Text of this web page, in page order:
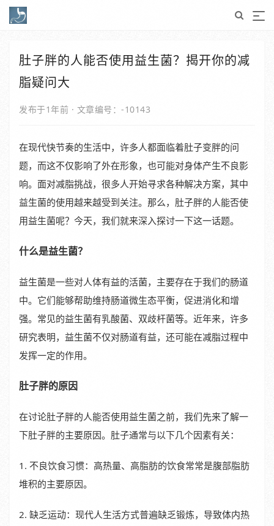
肚子胖的人能否使用益生菌？揭开你的减
脂疑问大
发布于1年前 · 文章编号：-10143
在现代快节奏的生活中，许多人都面临着肚子变胖的问
题，而这不仅影响了外在形象，也可能对身体产生不良影
响。面对减脂挑战，很多人开始寻求各种解决方案，其中
益生菌的使用越来越受到关注。那么，肚子胖的人能否使
用益生菌呢？今天，我们就来深入探讨一下这一话题。
什么是益生菌？
益生菌是一些对人体有益的活菌，主要存在于我们的肠道
中。它们能够帮助维持肠道微生态平衡，促进消化和增
强。常见的益生菌有乳酸菌、双歧杆菌等。近年来，许多
研究表明，益生菌不仅对肠道有益，还可能在减脂过程中
发挥一定的作用。
肚子胖的原因
在讨论肚子胖的人能否使用益生菌之前，我们先来了解一
下肚子胖的主要原因。肚子通常与以下几个因素有关：
1. 不良饮食习惯：高热量、高脂肪的饮食常常是腹部脂肪
堆积的主要原因。
2. 缺乏运动：现代人生活方式普遍缺乏锻炼，导致体内热